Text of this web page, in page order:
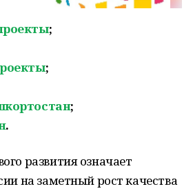
;
;
;
.
развития означает
на заметный рост качества